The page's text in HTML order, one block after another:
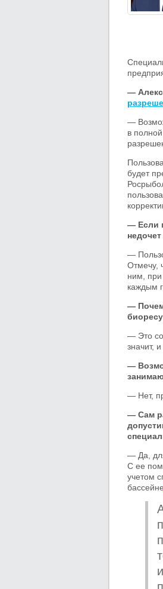
—
—
в
будет
— Если
—
Отмечу,
ним, при
каждым
—
— Это
значит,
—
— Нет,
— Сам
— Да,
С ее
учетом